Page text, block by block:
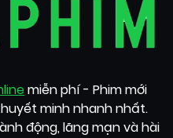
miễn phí - Phim mới
minh nhanh nhất.
động, lãng mạn và hài